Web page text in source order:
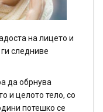
на лицето и
следниве
да обрнува
и целото тело, со
потешко се